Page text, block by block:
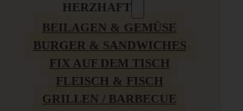
HERZHAFT
BEILAGEN & GEMÜSE
BURGER & SANDWICHES
FIX AUF DEM TISCH
FLEISCH & FISCH
GRILLEN / BARBECUE